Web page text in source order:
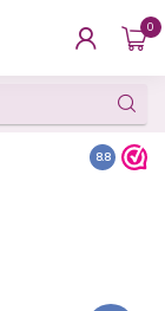
0
Besteld
8.8